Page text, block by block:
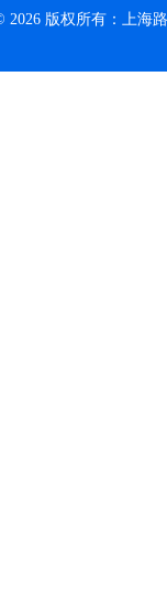
2026 版权所有：上海